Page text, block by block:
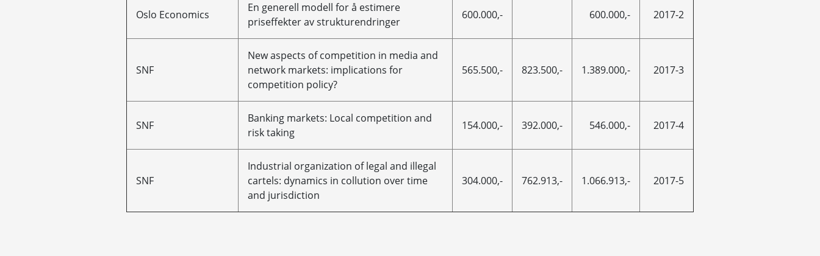
Oslo Economics
En generell modell for å estimere
priseffekter av strukturendringer
600.000,- 600.000,- 2017-2
SNF
New aspects of competition in media and
network markets: implications for
competition policy?
565.500,- 823.500,- 1.389.000,- 2017-3
SNF
Banking markets: Local competition and
risk taking
154.000,- 392.000,- 546.000,- 2017-4
SNF
Industrial organization of legal and illegal
cartels: dynamics in collution over time
and jurisdiction
304.000,- 762.913,- 1.066.913,- 2017-5